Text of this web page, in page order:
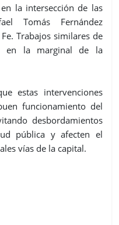
la intersección de las
Tomás Fernández
Trabajos similares de
en la marginal de la
estas intervenciones
funcionamiento del
desbordamientos
pública y afecten el
vías de la capital.